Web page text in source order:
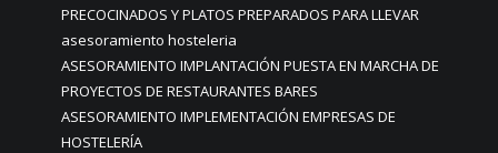
PRECOCINADOS Y PLATOS PREPARADOS PARA LLEVAR
asesoramiento hosteleria
ASESORAMIENTO IMPLANTACIÓN PUESTA EN MARCHA DE
PROYECTOS DE RESTAURANTES BARES
ASESORAMIENTO IMPLEMENTACIÓN EMPRESAS DE
HOSTELERÍA